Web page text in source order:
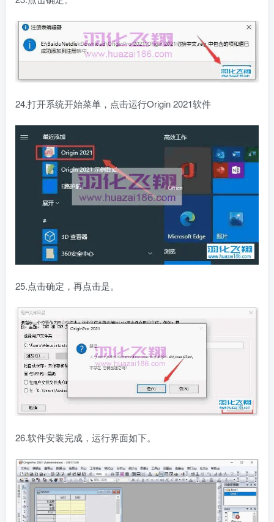
24.打开系统开始菜单，点击运行Origin 2021软件
25.点击确定，再点击是。
26.软件安装完成，运行界面如下。